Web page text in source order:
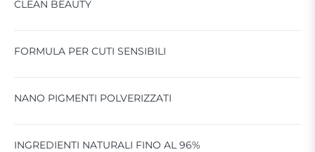
CLEAN BEAUTY
FORMULA PER CUTI SENSIBILI
NANO PIGMENTI POLVERIZZATI
INGREDIENTI NATURALI FINO AL 96%